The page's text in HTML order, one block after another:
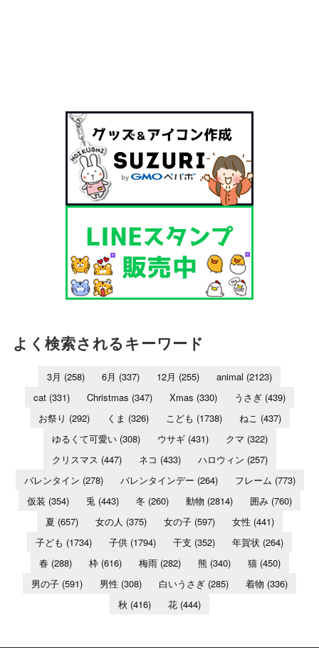
よく検索されるキーワード
3月 (258) 6月 (337) 12月 (255) animal (2123)
cat (331) Christmas (347) Xmas (330) うさぎ (439)
お祭り (292) くま (326) こども (1738) ねこ (437)
ゆるくて可愛い(308) ウサギ(431) クマ (322)
クリスマス (447) ネコ (433) ハロウィン (257)
バレンタイン (278) バレンタインデー (264) フレーム (773)
仮装 (354) 兎 (443) 冬 (260) 動物 (2814) 囲み (760)
夏 (657) 女の人 (375) 女の子(597) 女性 (441)
子ども (1734) 子供 (1794) 干支 (352) 年賀状 (264)
春(288) 枠(616) 梅雨(282) 熊 (340) 猫(450)
男の子 (591) 男性 (308) 白いうさぎ (285) 着物 (336)
秋 (416) 花 (444)